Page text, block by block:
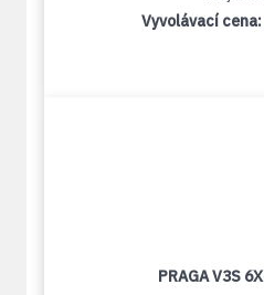
Vyvolávací cena:
PRAGA V3S